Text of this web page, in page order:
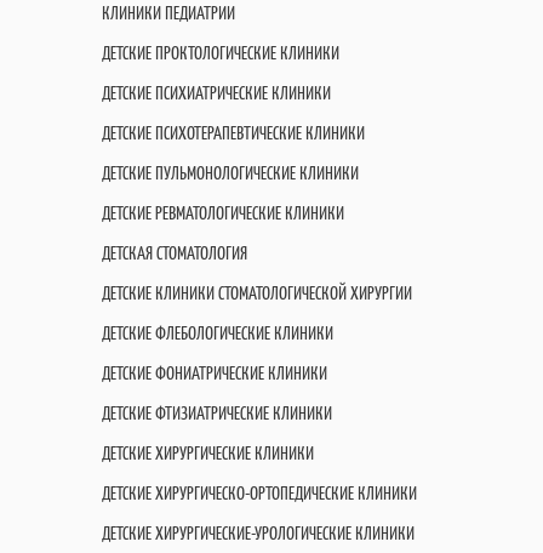
КЛИНИКИ ПЕДИАТРИИ
ДЕТСКИЕ ПРОКТОЛОГИЧЕСКИЕ КЛИНИКИ
ДЕТСКИЕ ПСИХИАТРИЧЕСКИЕ КЛИНИКИ
ДЕТСКИЕ ПСИХОТЕРАПЕВТИЧЕСКИЕ КЛИНИКИ
ДЕТСКИЕ ПУЛЬМОНОЛОГИЧЕСКИЕ КЛИНИКИ
ДЕТСКИЕ РЕВМАТОЛОГИЧЕСКИЕ КЛИНИКИ
ДЕТСКАЯ СТОМАТОЛОГИЯ
ДЕТСКИЕ КЛИНИКИ СТОМАТОЛОГИЧЕСКОЙ ХИРУРГИИ
ДЕТСКИЕ ФЛЕБОЛОГИЧЕСКИЕ КЛИНИКИ
ДЕТСКИЕ ФОНИАТРИЧЕСКИЕ КЛИНИКИ
ДЕТСКИЕ ФТИЗИАТРИЧЕСКИЕ КЛИНИКИ
ДЕТСКИЕ ХИРУРГИЧЕСКИЕ КЛИНИКИ
ДЕТСКИЕ ХИРУРГИЧЕСКО-ОРТОПЕДИЧЕСКИЕ КЛИНИКИ
ДЕТСКИЕ ХИРУРГИЧЕСКИЕ-УРОЛОГИЧЕСКИЕ КЛИНИКИ